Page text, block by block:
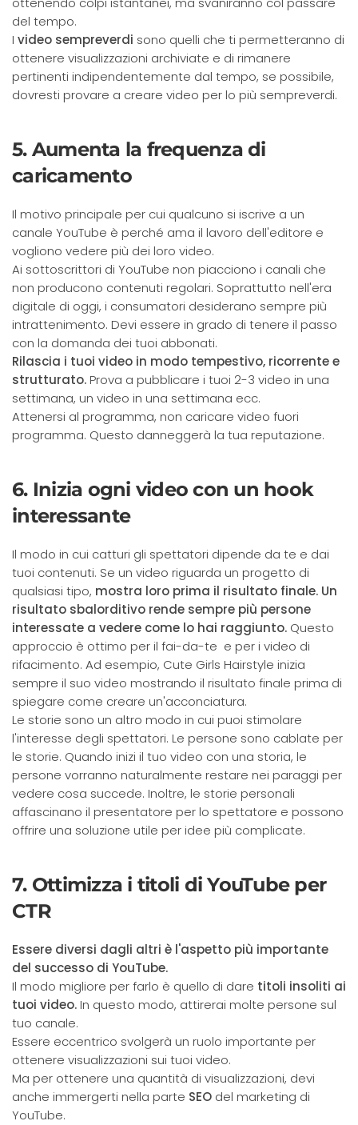
del tempo.
I video sempreverdi sono quelli che ti permetteranno di
ottenere visualizzazioni archiviate e di rimanere
pertinenti indipendentemente dal tempo, se possibile,
dovresti provare a creare video per lo più sempreverdi.
5. Aumenta la frequenza di
caricamento
Il motivo principale per cui qualcuno si iscrive a un
canale YouTube è perché ama il lavoro dell'editore e
vogliono vedere più dei loro video.
Ai sottoscrittori di YouTube non piacciono i canali che
non producono contenuti regolari. Soprattutto nell'era
digitale di oggi, i consumatori desiderano sempre più
intrattenimento. Devi essere in grado di tenere il passo
con la domanda dei tuoi abbonati.
Rilascia i tuoi video in modo tempestivo, ricorrente e
strutturato.Prova a pubblicare i tuoi 2-3 video in una
settimana, un video in una settimana ecc.
Attenersi al programma, non caricare video fuori
programma. Questo danneggerà la tua reputazione.
6. Inizia ogni video con un hook
interessante
Il modo in cui catturi gli spettatori dipende da te e dai
tuoi contenuti. Se un video riguarda un progetto di
qualsiasi tipo, mostra loro prima il risultato finale. Un
risultato sbalorditivo rende sempre più persone
interessate a vedere come lo hai raggiunto. Questo
approccio è ottimo per il fai-da-te e per i video di
rifacimento. Ad esempio, Cute Girls Hairstyle inizia
sempre il suo video mostrando il risultato finale prima di
spiegare come creare un'acconciatura.
Le storie sono un altro modo in cui puoi stimolare
l'interesse degli spettatori. Le persone sono cablate per
le storie. Quando inizi il tuo video con una storia, le
persone vorranno naturalmente restare nei paraggi per
vedere cosa succede. Inoltre, le storie personali
affascinano il presentatore per lo spettatore e possono
offrire una soluzione utile per idee più complicate.
7. Ottimizza i titoli di YouTube per
CTR
Essere diversi dagli altri è l'aspetto più importante
del successo di YouTube.
Il modo migliore per farlo è quello di dare titoli insoliti ai
tuoi video.In questo modo, attirerai molte persone sul
tuo canale.
Essere eccentrico svolgerà un ruolo importante per
ottenere visualizzazioni sui tuoi video.
Ma per ottenere una quantità di visualizzazioni, devi
anche immergerti nella parte SEO del marketing di
YouTube.